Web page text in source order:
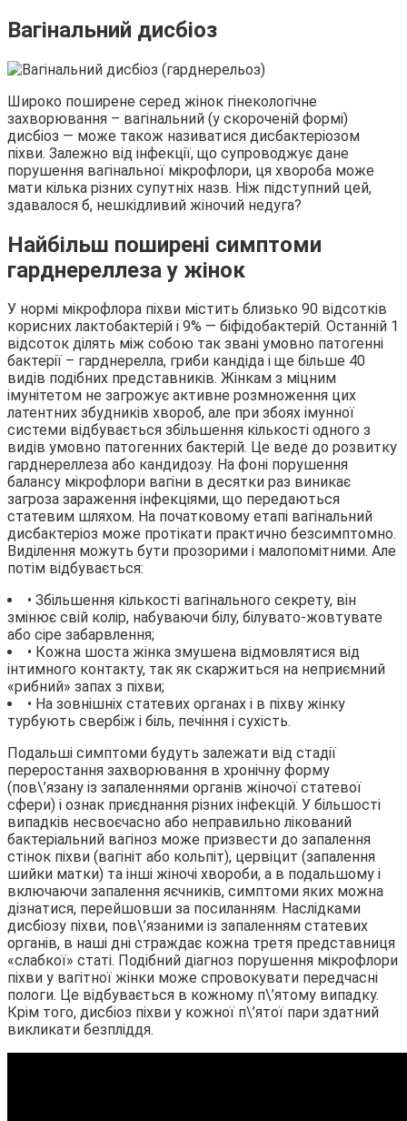
Вагінальний дисбіоз
Широко поширене серед жінок гінекологічне
захворювання – вагінальний (у скороченій формі)
дисбіоз — може також називатися дисбактеріозом
піхви. Залежно від інфекції, що супроводжує дане
порушення вагінальної мікрофлори, ця хвороба може
мати кілька різних супутніх назв. Ніж підступний цей,
здавалося б, нешкідливий жіночий недуга?
Найбільш поширені симптоми
гарднереллеза у жінок
У нормі мікрофлора піхви містить близько 90 відсотків
корисних лактобактерій і 9% — біфідобактерій. Останній 1
відсоток ділять між собою так звані умовно патогенні
бактерії – гарднерелла, гриби кандіда і ще більше 40
видів подібних представників. Жінкам з міцним
імунітетом не загрожує активне розмноження цих
латентних збудників хвороб, але при збоях імунної
системи відбувається збільшення кількості одного з
видів умовно патогенних бактерій. Це веде до розвитку
гарднереллеза або кандидозу. На фоні порушення
балансу мікрофлори вагіни в десятки раз виникає
загроза зараження інфекціями, що передаються
статевим шляхом. На початковому етапі вагінальний
дисбактеріоз може протікати практично безсимптомно.
Виділення можуть бути прозорими і малопомітними. Але
потім відбувається:
• Збільшення кількості вагінального секрету, він
змінює свій колір, набуваючи білу, білувато-жовтувате
або сіре забарвлення;
• Кожна шоста жінка змушена відмовлятися від
інтимного контакту, так як скаржиться на неприємний
«рибний» запах з піхви;
• На зовнішніх статевих органах і в піхву жінку
турбують свербіж і біль, печіння і сухість.
Подальші симптоми будуть залежати від стадії
переростання захворювання в хронічну форму
(пов\’язану із запаленнями органів жіночої статевої
сфери) і ознак приєднання різних інфекцій. У більшості
випадків несвоєчасно або неправильно лікований
бактеріальний вагіноз може призвести до запалення
стінок піхви (вагініт або кольпіт), цервіцит (запалення
шийки матки) та інші жіночі хвороби, а в подальшому і
включаючи запалення яєчників, симптоми яких можна
дізнатися, перейшовши за посиланням. Наслідками
дисбіозу піхви, пов\’язаними із запаленням статевих
органів, в наші дні страждає кожна третя представниця
«слабкої» статі. Подібний діагноз порушення мікрофлори
піхви у вагітної жінки може спровокувати передчасні
пологи. Це відбувається в кожному п\’ятому випадку.
Крім того, дисбіоз піхви у кожної п\’ятої пари здатний
викликати безпліддя.